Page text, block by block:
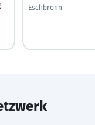
Eschbronn